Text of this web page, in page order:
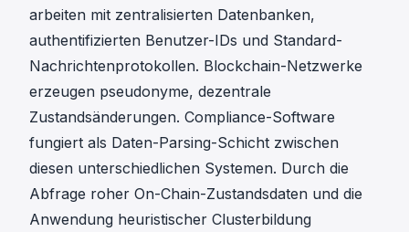
arbeiten mit zentralisierten Datenbanken,
authentifizierten Benutzer-IDs und Standard-
Nachrichtenprotokollen. Blockchain-Netzwerke
erzeugen pseudonyme, dezentrale
Zustandsänderungen. Compliance-Software
fungiert als Daten-Parsing-Schicht zwischen
diesen unterschiedlichen Systemen. Durch die
Abfrage roher On-Chain-Zustandsdaten und die
Anwendung heuristischer Clusterbildung